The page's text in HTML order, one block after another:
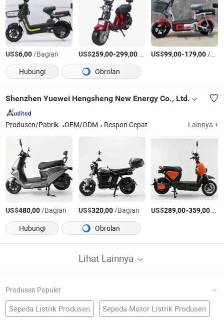
US$6,00/Bagian US$259,00-299,00/Bagian US$99,00-179,00/Bagian
Hubungi
Obrolan
Shenzhen Yuewei Hengsheng New Energy Co., Ltd.
Produsen/Pabrik OEM/ODM Respon Cepat Lainnya +
US$480,00/Bagian US$320,00/Bagian US$289,00-359,00
Hubungi
Obrolan
Lihat Lainnya
Produsen Populer
Sepeda Listrik Produsen Sepeda Motor Listrik Produsen